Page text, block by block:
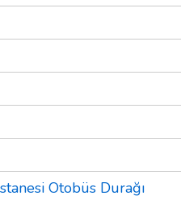
Otobüs Durağı